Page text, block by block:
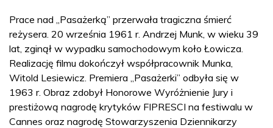
Prace nad „Pasażerką” przerwała tragiczna śmierć
reżysera. 20 września 1961 r. Andrzej Munk, w wieku 39
lat, zginął w wypadku samochodowym koło Łowicza.
Realizację filmu dokończył współpracownik Munka,
Witold Lesiewicz. Premiera „Pasażerki” odbyła się w
1963 r. Obraz zdobył Honorowe Wyróżnienie Jury i
prestiżową nagrodę krytyków FIPRESCI na festiwalu w
Cannes oraz nagrodę Stowarzyszenia Dziennikarzy